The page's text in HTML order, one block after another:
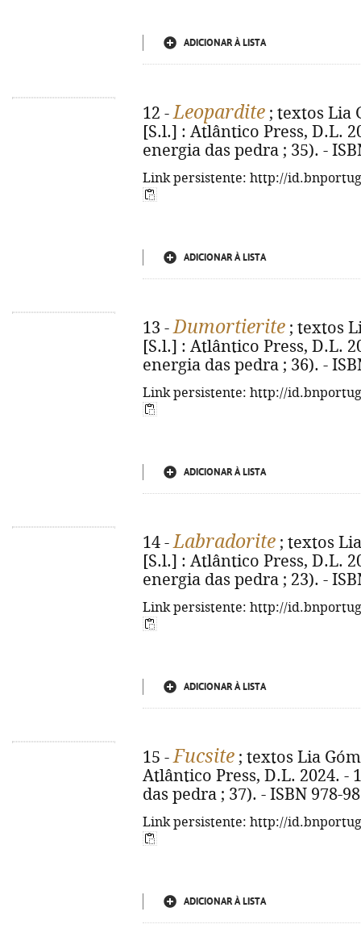
ADICIONAR À LISTA
12 -Leopardite ; textos Lia
[S.l.] : Atlântico Press, D.L.
energia das pedra ; 35). -
Link persistente: http://
ADICIONAR À LISTA
13 -Dumortierite ; textos
[S.l.] : Atlântico Press, D.L.
energia das pedra ; 36). -
Link persistente: http://
ADICIONAR À LISTA
14 -Labradorite ; textos
[S.l.] : Atlântico Press, D.L.
energia das pedra ; 23). -
Link persistente: http://
ADICIONAR À LISTA
15 -Fucsite ; textos Lia
Atlântico Press, D.L. 2024. -
das pedra ; 37). - ISBN 978-
Link persistente: http://
ADICIONAR À LISTA